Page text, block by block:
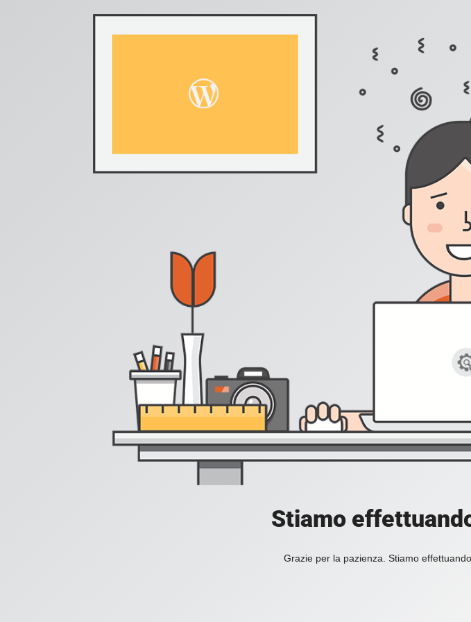
Stiamo
Grazie per la pazienza. Stiamo